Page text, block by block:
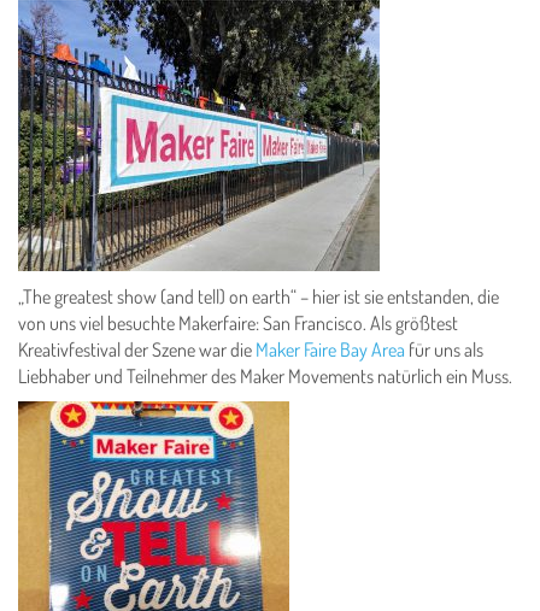
„The greatest show (and tell) on earth“ – hier ist sie entstanden, die
von uns viel besuchte Makerfaire: San Francisco. Als größtest
Kreativfestival der Szene war die Maker Faire Bay Area für uns als
Liebhaber und Teilnehmer des Maker Movements natürlich ein Muss.